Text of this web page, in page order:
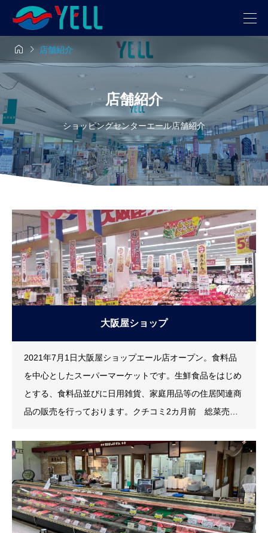
 店舗紹介
店舗紹介
ショッピングセンターエール店舗紹介
大阪屋ショップ
2021年7月1日大阪屋ショップエール店オープン。食料品
を中心としたスーパーマーケットです。生鮮食品をはじめ
とする、食料品並びに日用雑貨、家庭用品等の住居関連商
品の販売を行っております。クチコミ2カ月前 総菜売場
揃えで旬を感じて買物ができる。